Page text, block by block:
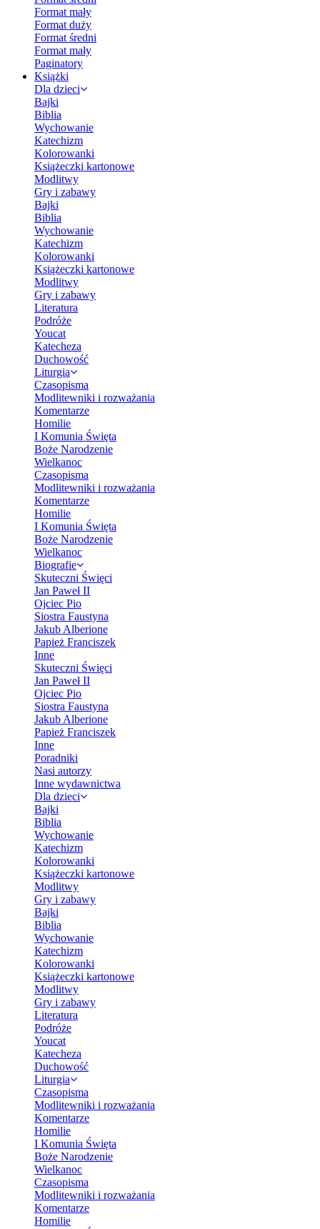
Format mały
Format duży
Format średni
Format mały
Paginatory
Książki
Dla dzieci
Bajki
Biblia
Wychowanie
Katechizm
Kolorowanki
Książeczki kartonowe
Modlitwy
Gry i zabawy
Bajki
Biblia
Wychowanie
Katechizm
Kolorowanki
Książeczki kartonowe
Modlitwy
Gry i zabawy
Literatura
Podróże
Youcat
Katecheza
Duchowość
Liturgia
Czasopisma
Modlitewniki i rozważania
Komentarze
Homilie
I Komunia Święta
Boże Narodzenie
Wielkanoc
Czasopisma
Modlitewniki i rozważania
Komentarze
Homilie
I Komunia Święta
Boże Narodzenie
Wielkanoc
Biografie
Skuteczni Święci
Jan Paweł II
Ojciec Pio
Siostra Faustyna
Jakub Alberione
Papież Franciszek
Inne
Skuteczni Święci
Jan Paweł II
Ojciec Pio
Siostra Faustyna
Jakub Alberione
Papież Franciszek
Inne
Poradniki
Nasi autorzy
Inne wydawnictwa
Dla dzieci
Bajki
Biblia
Wychowanie
Katechizm
Kolorowanki
Książeczki kartonowe
Modlitwy
Gry i zabawy
Bajki
Biblia
Wychowanie
Katechizm
Kolorowanki
Książeczki kartonowe
Modlitwy
Gry i zabawy
Literatura
Podróże
Youcat
Katecheza
Duchowość
Liturgia
Czasopisma
Modlitewniki i rozważania
Komentarze
Homilie
I Komunia Święta
Boże Narodzenie
Wielkanoc
Czasopisma
Modlitewniki i rozważania
Komentarze
Homilie